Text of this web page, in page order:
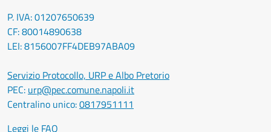
P. IVA: 01207650639
CF: 80014890638
LEI: 8156007FF4DEB97ABA09
Servizio Protocollo, URP e Albo Pretorio
PEC: urp@pec.comune.napoli.it
Centralino unico:0817951111
Leggi le FAQ